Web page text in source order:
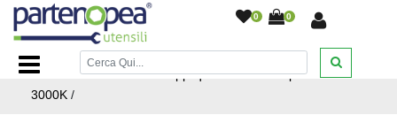
0 0
Home Page/ILLUMINAZIONE LED/APPLIQUE PER
INTERNI ED ESTERNI/Applique led cubo corpo bianco
3000K /